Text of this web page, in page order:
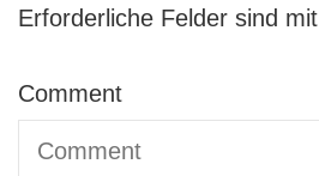
Erforderliche Felder sind mit
Comment